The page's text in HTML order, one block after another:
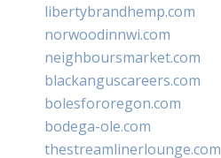
libertybrandhemp.com
norwoodinnwi.com
neighboursmarket.com
blackanguscareers.com
bolesfororegon.com
bodega-ole.com
thestreamlinerlounge.com